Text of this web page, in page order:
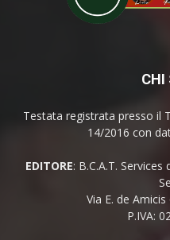
CHI
Testata registrata presso il
14/2016 con
EDITORE: B.C.A.T.
Via E. de
P.IVA: